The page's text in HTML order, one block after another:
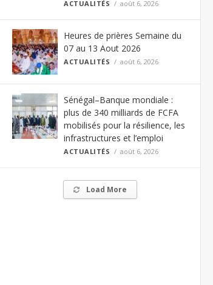
ACTUALITÉS août 6, 2026
Heures de prières Semaine du
07 au 13 Aout 2026
ACTUALITÉS août 6, 2026
Sénégal–Banque mondiale :
plus de 340 milliards de FCFA
mobilisés pour la résilience, les
infrastructures et l’emploi
ACTUALITÉS août 6, 2026
Load More